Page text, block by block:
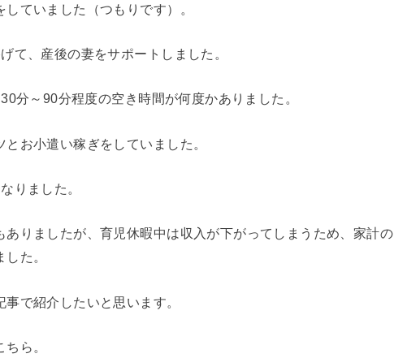
ていました（つもりです）。
て、産後の妻をサポートしました。
分～90分程度の空き時間が何度かありました。
お小遣い稼ぎをしていました。
りました。
ありましたが、育児休暇中は収入が下がってしまうため、家計の
た。
で紹介したいと思います。
ら。